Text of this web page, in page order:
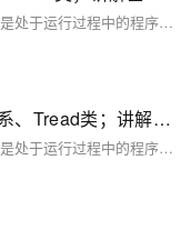
几乎所有的操作系统都支持进程的概念，进程是处于运行过程中的程序，并且具有一定的独立功能，进程是系统进行资源分配和调度的一个独立单位一般而言，进程包含如下三个特征。独立性动态性并发性。
【Java基础】（1）进程与线程的关系、Tread类；讲解基本线程安全、网络编程内容；JSON序列化与反序列化
几乎所有的操作系统都支持进程的概念，进程是处于运行过程中的程序，并且具有一定的独立功能，进程是系统进行资源分配和调度的一个独立单位一般而言，进程包含如下三个特征。独立性动态性并发性。